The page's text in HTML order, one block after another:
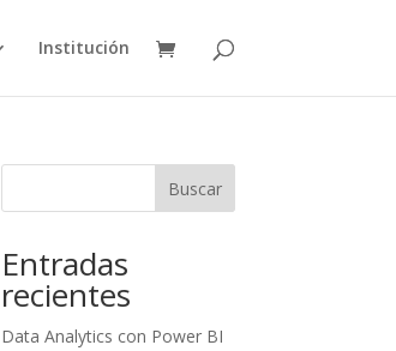
Institución
Buscar
Entradas
recientes
Data Analytics con Power BI